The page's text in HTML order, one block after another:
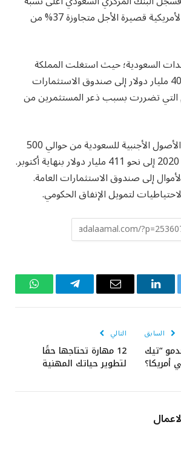
من سندات الخزانة الأمريكية قصيرة الأجل متجاوزة 37% من
السعودية؛ حيث استغلت المملكة
احتياطياتها لتحويل 40 مليار دولار إلى صندوق الاستثمارات
التي تضررت بسبب ذعر المستثمرين من
كما انخفضت قيمة الأصول الأجنبية للسعودية من حوالي 500
مليار دولار في بداية 2020 إلى نحو 411 مليار دولار بنهاية أكتوبر.
إلى صندوق الاستثمارات العامة.
لتمويل الإنفاق الحكومي.
لينكدإن
البريد
تيلقرام واتساب
السابق
“تيك
أمريكا؟
التالي
12 مهارة تحتاجها حقًا
لتطوير حياتك المهنية